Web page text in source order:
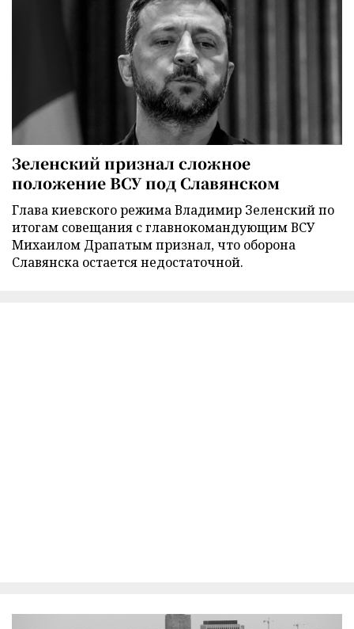
Зеленский признал сложное
положение ВСУ под Славянском
Глава киевского режима Владимир Зеленский по
итогам совещания с главнокомандующим ВСУ
Михаилом Драпатым признал, что оборона
Славянска остается недостаточной.